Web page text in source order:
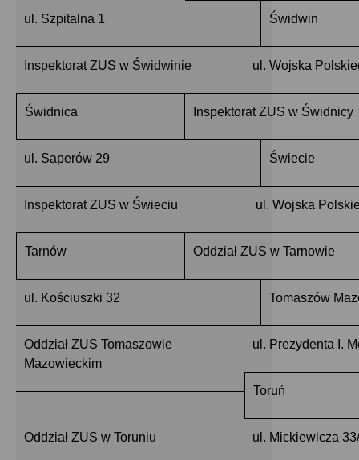
ul. Szpitalna 1 Świdwin
Inspektorat ZUS w Świdwinie ul. Wojska
Świdnica Inspektorat ZUS w Świdnicy
ul. Saperów 29 Świecie
Inspektorat ZUS w Świeciu ul. Wojska
Tarnów Oddział ZUS w Tarnowie
ul. Kościuszki 32 Tomaszów
Oddział ZUS Tomaszowie
Mazowieckim
ul. Prezydenta I.
Toruń
Oddział ZUS w Toruniu ul. Mickiewicza